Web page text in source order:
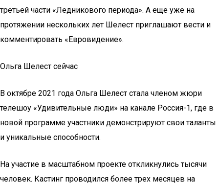
третьей части «Ледникового периода». А еще уже на
протяжении нескольких лет Шелест приглашают вести и
комментировать «Евровидение».
Ольга Шелест сейчас
В октябре 2021 года Ольга Шелест стала членом жюри
телешоу «Удивительные люди» на канале Россия-1, где в
новой программе участники демонстрируют свои таланты
и уникальные способности.
На участие в масштабном проекте откликнулись тысячи
человек. Кастинг проводился более трех месяцев на